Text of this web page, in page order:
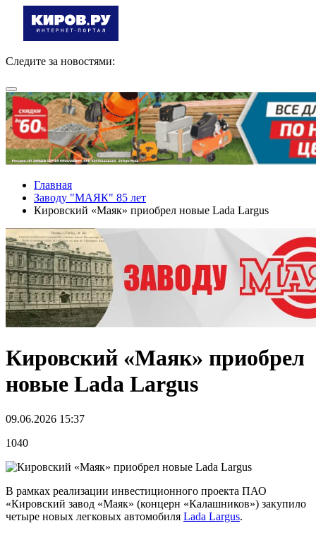
Следите за новостями:
Главная
Заводу "МАЯК" 85 лет
Кировский «Маяк» приобрел новые Lada Largus
Кировский «Маяк» приобрел
новые Lada Largus
09.06.2026 15:37
1040
В рамках реализации инвестиционного проекта ПАО
«Кировский завод «Маяк» (концерн «Калашников») закупило
четыре новых легковых автомобиля Lada Largus.